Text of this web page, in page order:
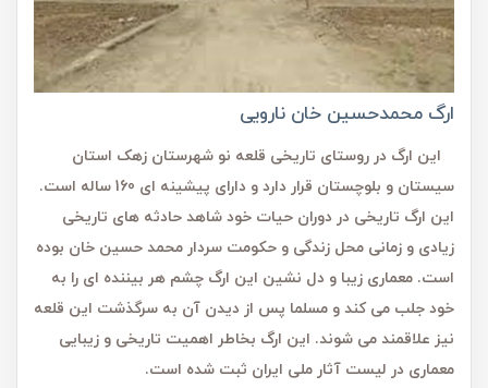
ارگ محمدحسین خان نارویی
این ارگ در روستای تاریخی قلعه نو شهرستان زهک استان
سیستان و بلوچستان قرار دارد و دارای پیشینه ای 160 ساله است.
این ارگ تاریخی در دوران حیات خود شاهد حادثه های تاریخی
زیادی و زمانی محل زندگی و حکومت سردار محمد حسین خان بوده
است. معماری زیبا و دل نشین این ارگ چشم هر بیننده ای را به
خود جلب می کند و مسلما پس از دیدن آن به سرگذشت این قلعه
نیز علاقمند می شوند. این ارگ بخاطر اهمیت تاریخی و زیبایی
معماری در لیست آثار ملی ایران ثبت شده است.